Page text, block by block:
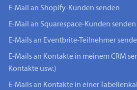
E-Mail an Shopify-Kunden senden
E-Mail an Squarespace-Kunden senden
E-Mails an Eventbrite-Teilnehmer
E-Mails an Kontakte in meinem CRM
Kontakte usw.)
E-Mails an Kontakte in einer